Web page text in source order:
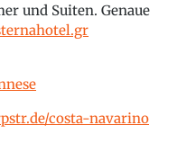
und Suiten. Genaue
costa-navarino